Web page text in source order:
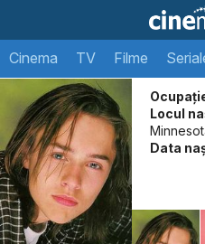
Cinema TV Filme
Locul
Data